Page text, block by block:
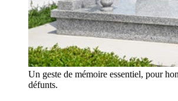
Un geste de mémoire essentiel, pour
défunts.